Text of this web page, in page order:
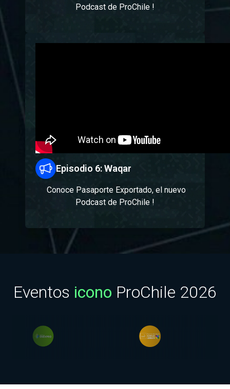
Podcast de ProChile !
Episodio 6: Waqar
Conoce Pasaporte Exportado, el nuevo
Podcast de ProChile !
Eventos icono ProChile 2026